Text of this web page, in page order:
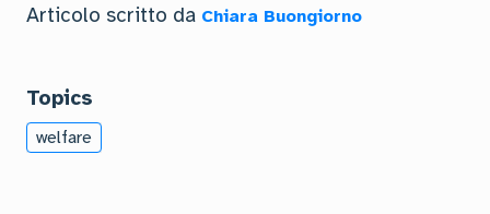
Articolo scritto da Chiara Buongiorno
Topics
welfare